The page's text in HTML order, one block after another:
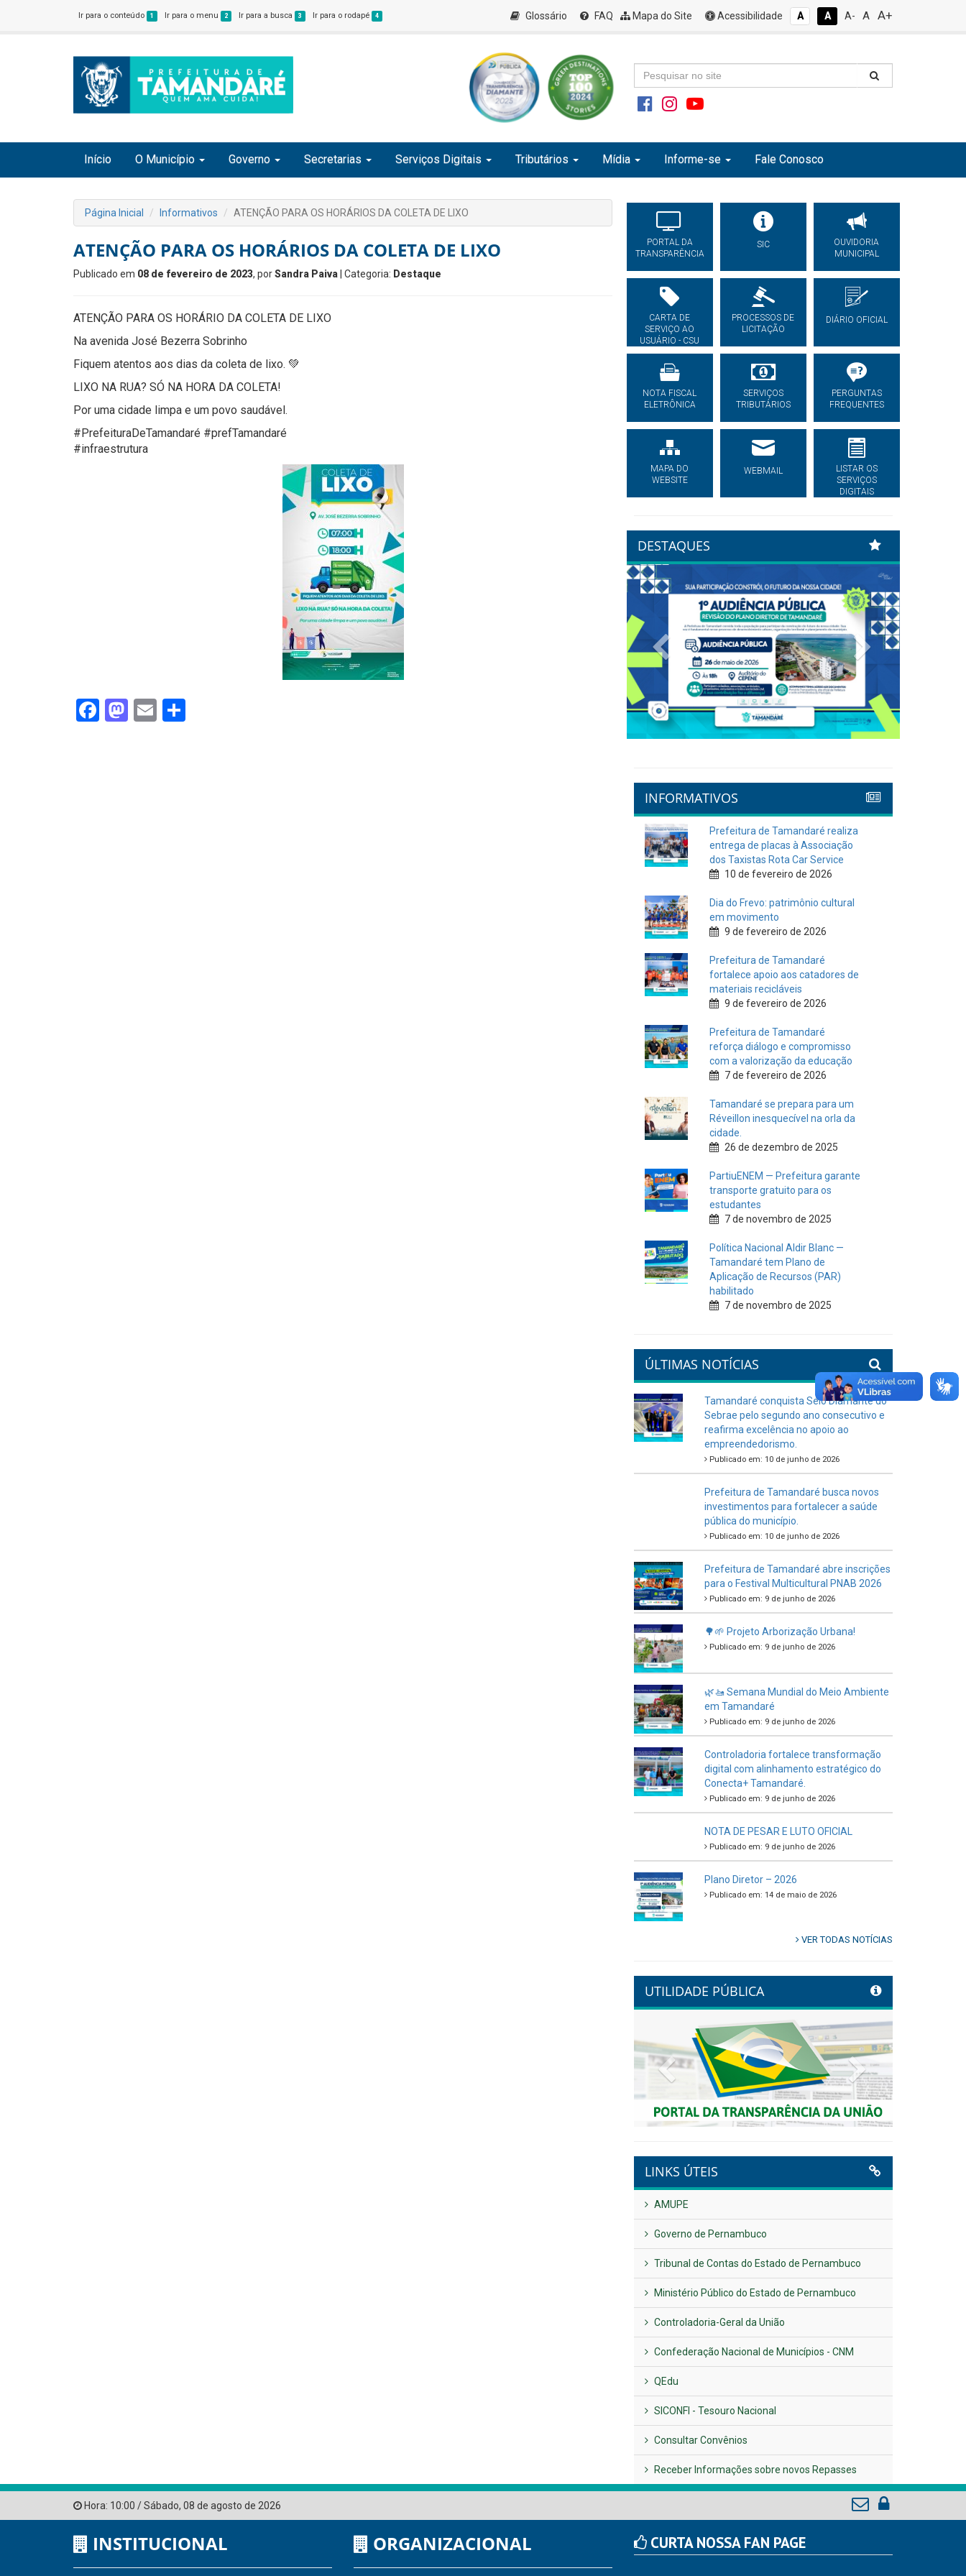
Ir para o conteúdo 1 Ir para o menu 2 Ir para a busca 3 Ir para o rodapé 4 Glossário FAQ Mapa do Site Acessibilidade A A A- A A+
Início O Município Governo Secretarias Serviços Digitais Tributários Mídia Informe-se Fale Conosco
Página Inicial Informativos ATENÇÃO PARA OS HORÁRIOS DA COLETA DE LIXO
ATENÇÃO PARA OS HORÁRIOS DA COLETA DE LIXO
Publicado em 08 de fevereiro de 2023, porSandra Paiva | Categoria: Destaque
ATENÇÃO PARA OS HORÁRIO DA COLETA DE LIXO
Na avenida José Bezerra Sobrinho
Fiquem atentos aos dias da coleta de lixo. 💚
LIXO NA RUA? SÓ NA HORA DA COLETA!
Por uma cidade limpa e um povo saudável.
#PrefeituraDeTamandaré #prefTamandaré
#infraestrutura
Facebook
Mastodon
Email
PORTAL DA
TRANSPARÊNCIA
SIC
OUVIDORIA
MUNICIPAL
CARTA DE
SERVIÇO AO
USUÁRIO - CSU
PROCESSOS DE
LICITAÇÃO
DIÁRIO OFICIAL
NOTA FISCAL
ELETRÔNICA
SERVIÇOS
TRIBUTÁRIOS
PERGUNTAS
FREQUENTES
MAPA DO
WEBSITE
WEBMAIL
LISTAR OS
SERVIÇOS
DIGITAIS
DESTAQUES
Previous Next
INFORMATIVOS
Prefeitura de Tamandaré realiza
entrega de placas à Associação
dos Taxistas Rota Car Service
10 de fevereiro de 2026
Dia do Frevo: patrimônio cultural
em movimento
9 de fevereiro de 2026
Prefeitura de Tamandaré
fortalece apoio aos catadores de
materiais recicláveis
9 de fevereiro de 2026
Prefeitura de Tamandaré
reforça diálogo e compromisso
com a valorização da educação
7 de fevereiro de 2026
Tamandaré se prepara para um
Réveillon inesquecível na orla da
cidade.
26 de dezembro de 2025
PartiuENEM — Prefeitura garante
transporte gratuito para os
estudantes
7 de novembro de 2025
Política Nacional Aldir Blanc —
Tamandaré tem Plano de
Aplicação de Recursos (PAR)
habilitado
7 de novembro de 2025
ÚLTIMAS NOTÍCIAS
Tamandaré conquista Selo Diamante do
Sebrae pelo segundo ano consecutivo e
reafirma excelência no apoio ao
empreendedorismo.
Publicado em: 10 de junho de 2026
Prefeitura de Tamandaré busca novos
investimentos para fortalecer a saúde
pública do município.
Publicado em: 10 de junho de 2026
Prefeitura de Tamandaré abre inscrições
para o Festival Multicultural PNAB 2026
Publicado em: 9 de junho de 2026
🌳🌱 Projeto Arborização Urbana!
Publicado em: 9 de junho de 2026
🌿🚤 Semana Mundial do Meio Ambiente
em Tamandaré
Publicado em: 9 de junho de 2026
Controladoria fortalece transformação
digital com alinhamento estratégico do
Conecta+ Tamandaré.
Publicado em: 9 de junho de 2026
NOTA DE PESAR E LUTO OFICIAL
Publicado em: 9 de junho de 2026
Plano Diretor – 2026
Publicado em: 14 de maio de 2026
VER TODAS NOTÍCIAS
UTILIDADE PÚBLICA
Previous Next
LINKS ÚTEIS
AMUPE
Governo de Pernambuco
Tribunal de Contas do Estado de Pernambuco
Ministério Público do Estado de Pernambuco
Controladoria-Geral da União
Confederação Nacional de Municípios - CNM
QEdu
SICONFI - Tesouro Nacional
Consultar Convênios
Receber Informações sobre novos Repasses
Hora: 10:00 /Sábado, 08 de agosto de 2026
INSTITUCIONAL ORGANIZACIONAL CURTA NOSSA FAN PAGE